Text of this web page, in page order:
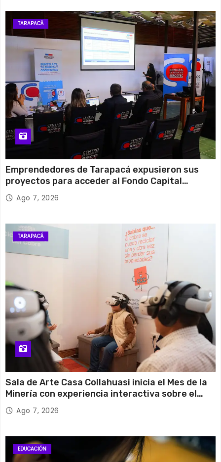
TARAPACÁ
Emprendedores de Tarapacá expusieron sus
proyectos para acceder al Fondo Capital
Semilla de SERCOTEC
Ago 7, 2026
TARAPACÁ
Sala de Arte Casa Collahuasi inicia el Mes de la
Minería con experiencia interactiva sobre el
cobreAgo 7, 2026
EDUCACIÓN